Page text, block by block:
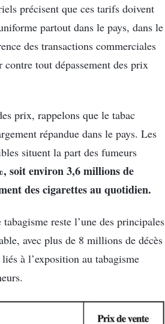
précisent que ces tarifs doivent
partout dans le pays, dans le
des transactions commerciales
contre tout dépassement des prix
prix, rappelons que le tabac
répandue dans le pays. Les
situent la part des fumeurs
soit environ 3,6 millions de
des cigarettes au quotidien.
reste l’une des principales
avec plus de 8 millions de décès
à l’exposition au tabagisme